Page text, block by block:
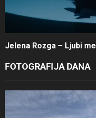
Jelena Rozga – Ljubi me
FOTOGRAFIJA DANA